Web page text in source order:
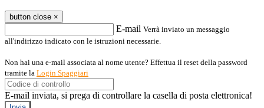
button close ×
E-mail Verrà inviato un messaggio
all'indirizzo indicato con le istruzioni necessarie.
Non hai una e-mail associata al nome utente? Effettua il reset della password
tramite la Login Spaggiari
E-mail inviata, si prega di controllare la casella di posta elettronica!